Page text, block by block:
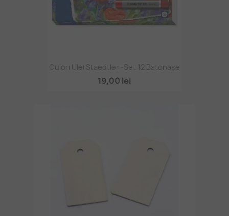
Culori Ulei Staedtler -set 12 Batonașe
19,00 lei